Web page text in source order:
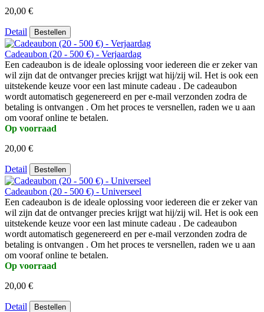
20,00 €
Detail Bestellen
Cadeaubon (20 - 500 €) - Verjaardag
Een cadeaubon is de ideale oplossing voor iedereen die er zeker van
wil zijn dat de ontvanger precies krijgt wat hij/zij wil. Het is ook een
uitstekende keuze voor een last minute cadeau . De cadeaubon
wordt automatisch gegenereerd en per e-mail verzonden zodra de
betaling is ontvangen . Om het proces te versnellen, raden we u aan
om vooraf online te betalen.
Op voorraad
20,00 €
Detail Bestellen
Cadeaubon (20 - 500 €) - Universeel
Een cadeaubon is de ideale oplossing voor iedereen die er zeker van
wil zijn dat de ontvanger precies krijgt wat hij/zij wil. Het is ook een
uitstekende keuze voor een last minute cadeau . De cadeaubon
wordt automatisch gegenereerd en per e-mail verzonden zodra de
betaling is ontvangen . Om het proces te versnellen, raden we u aan
om vooraf online te betalen.
Op voorraad
20,00 €
Detail Bestellen